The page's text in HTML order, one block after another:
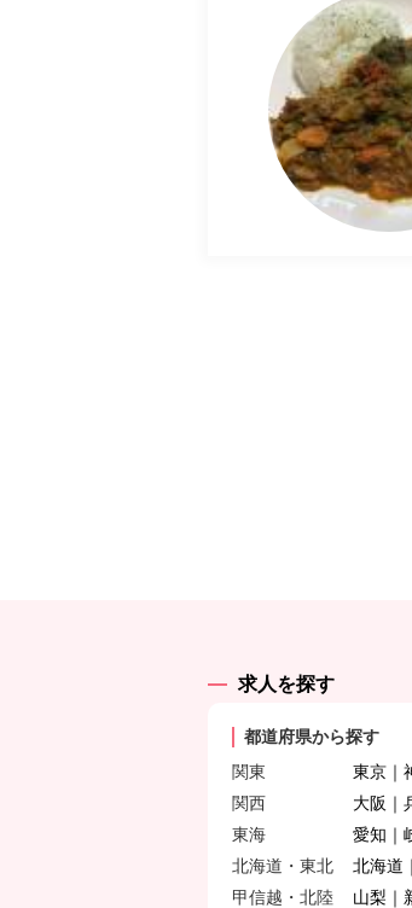
求人を探す
都道府県から探す
関東
東京
関西
大阪
東海
愛知
北海道・東北
北海道
甲信越・北陸
山梨